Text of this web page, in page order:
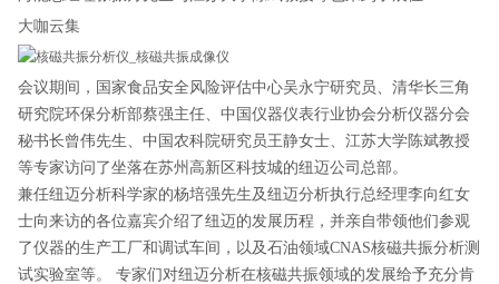
大咖云集
会议期间，国家食品安全风险评估中心吴永宁研究员、清华长三角
研究院环保分析部蔡强主任、中国仪器仪表行业协会分析仪器分会
秘书长曾伟先生、中国农科院研究员王静女士、江苏大学陈斌教授
等专家访问了坐落在苏州高新区科技城的纽迈公司总部。
兼任纽迈分析科学家的杨培强先生及纽迈分析执行总经理李向红女
士向来访的各位嘉宾介绍了纽迈的发展历程，并亲自带领他们参观
了仪器的生产工厂和调试车间，以及石油领域CNAS核磁共振分析测
试实验室等。 专家们对纽迈分析在核磁共振领域的发展给予充分肯